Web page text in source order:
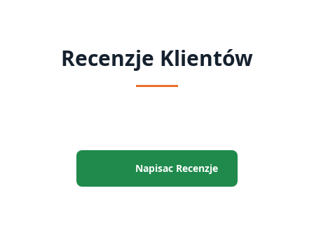
Recenzje Klientów
Napisac Recenzje